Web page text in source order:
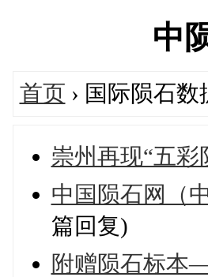
中
首页 › 国际陨石数
崇州再现“五
中国陨石网（
篇回复)
附赠陨石标本